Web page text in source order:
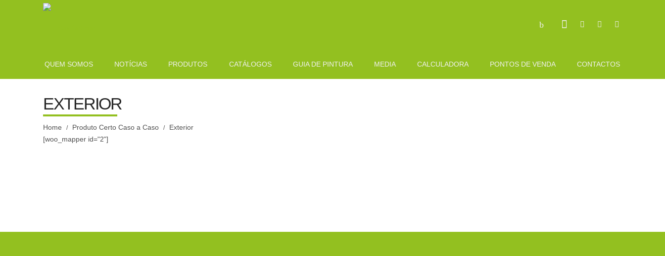
QUEM SOMOS NOTÍCIAS PRODUTOS CATÁLOGOS GUIA DE PINTURA MEDIA CALCULADORA PONTOS DE VENDA CONTACTOS
EXTERIOR
Home / Produto Certo Caso a Caso /
Exterior
[woo_mapper id="2"]